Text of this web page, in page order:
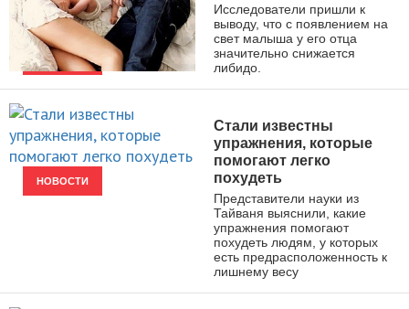
Исследователи пришли к
выводу, что с появлением на
свет малыша у его отца
значительно снижается
либидо.
НОВОСТИ
Стали известны
упражнения, которые
помогают легко
похудеть
Представители науки из
Тайваня выяснили, какие
упражнения помогают
похудеть людям, у которых
есть предрасположенность к
лишнему весу